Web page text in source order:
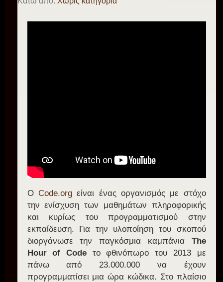
Ο Code.orgείναι ένας οργανισμός με στόχο
την ενίσχυση των μαθημάτων πληροφορικής
και κυρίως του προγραμματισμού στην
εκπαίδευση. Για την υλοποίηση του σκοπού
διοργάνωσε την παγκόσμια καμπάνια The
Hour of Codeτο φθινόπωρο του 2013 με
πάνω από 23.000.000 να έχουν
προγραμματίσει μια ώρα κώδικα. Στο πλαίσιο